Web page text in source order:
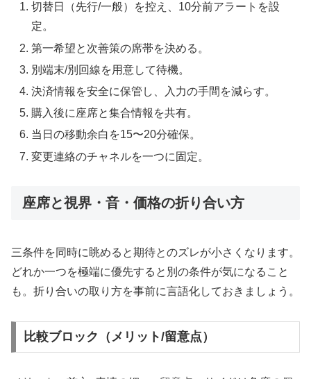
切替日（先行/一般）を控え、10分前アラートを設
定。
第一希望と次善策の席帯を決める。
別端末/別回線を用意して待機。
決済情報を安全に保管し、入力の手間を減らす。
購入後に座席と集合情報を共有。
当日の移動余白を15〜20分確保。
変更連絡のチャネルを一つに固定。
座席と視界・音・価格の折り合い方
三条件を同時に眺めると期待とのズレが小さくなります。
どれか一つを極端に優先すると別の条件が気になること
も。折り合いの取り方を事前に言語化しておきましょう。
比較ブロック（メリット/留意点）